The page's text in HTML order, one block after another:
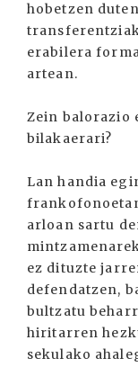
hobetzen
erabilera
artean.
Zein balorazio
bilakaerari?
Lan handia
arloan sartu
ez dituzte
defendatzen,
bultzatu
hiritarren
sekulako